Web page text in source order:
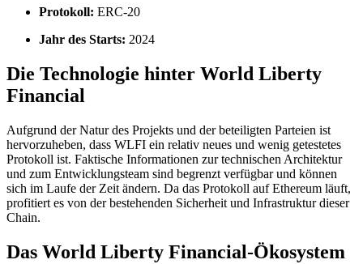
Protokoll: ERC-20
Jahr des Starts: 2024
Die Technologie hinter World Liberty
Financial
Aufgrund der Natur des Projekts und der beteiligten Parteien ist
hervorzuheben, dass WLFI ein relativ neues und wenig getestetes
Protokoll ist. Faktische Informationen zur technischen Architektur
und zum Entwicklungsteam sind begrenzt verfügbar und können
sich im Laufe der Zeit ändern. Da das Protokoll auf Ethereum läuft,
profitiert es von der bestehenden Sicherheit und Infrastruktur dieser
Chain.
Das World Liberty Financial-Ökosystem